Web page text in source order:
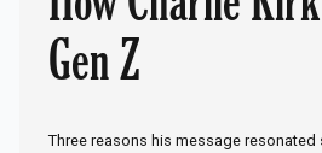
Gen Z
Three reasons his message